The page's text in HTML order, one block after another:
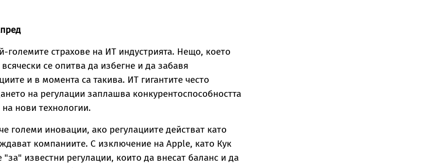
големите страхове на ИТ индустрията. Нещо, което
се опитва да избегне и да забавя
и в момента са такива. ИТ гигантите често
на регулации заплашва конкурентоспособността
нови технологии.
големи иновации, ако регулациите действат като
компаниите. С изключение на Apple, като Кук
"за" известни регулации, които да внесат баланс и да